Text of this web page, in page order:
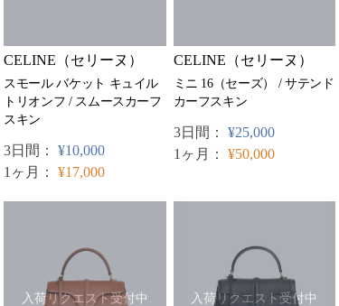
CELINE（セリーヌ）
スモール バケット キュイル
トリオンフ / スムースカーフ
スキン
3日間： ¥10,000
1ヶ月： ¥17,000
CELINE（セリーヌ）
ミニ 16（セーズ） / サテンド
カーフスキン
3日間： ¥25,000
1ヶ月： ¥50,000
入荷リクエスト受付中 入荷リクエスト受付中